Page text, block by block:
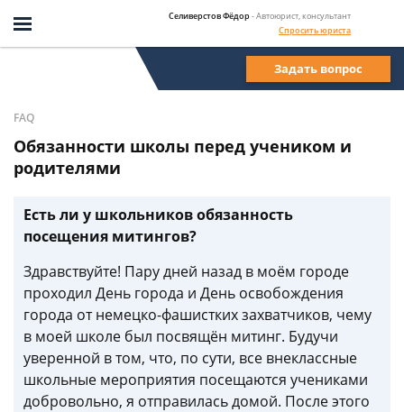
Селиверстов Фёдор- Автоюрист, консультант
Спросить юриста
Задать вопрос
FAQ
Обязанности школы перед учеником и
родителями
Есть ли у школьников обязанность
посещения митингов?
Здравствуйте! Пару дней назад в моём городе
проходил День города и День освобождения
города от немецко-фашистких захватчиков, чему
в моей школе был посвящён митинг. Будучи
уверенной в том, что, по сути, все внеклассные
школьные мероприятия посещаются учениками
добровольно, я отправилась домой. После этого